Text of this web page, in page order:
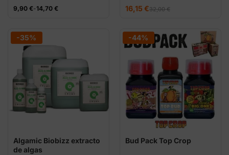
9,90 €-14,70 €
Rango
de
9,90 €
hasta
14,70 €
32,00€
El
precio
32,00 €.
16,15 €
El
precio
16,15 €.
-35%
Algamic Biobizz extracto
de algas
-44%
Bud Pack Top Crop